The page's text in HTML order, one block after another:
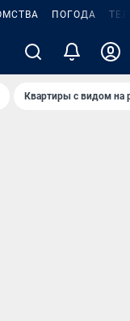
ПОГОДА
Квартиры с видом на